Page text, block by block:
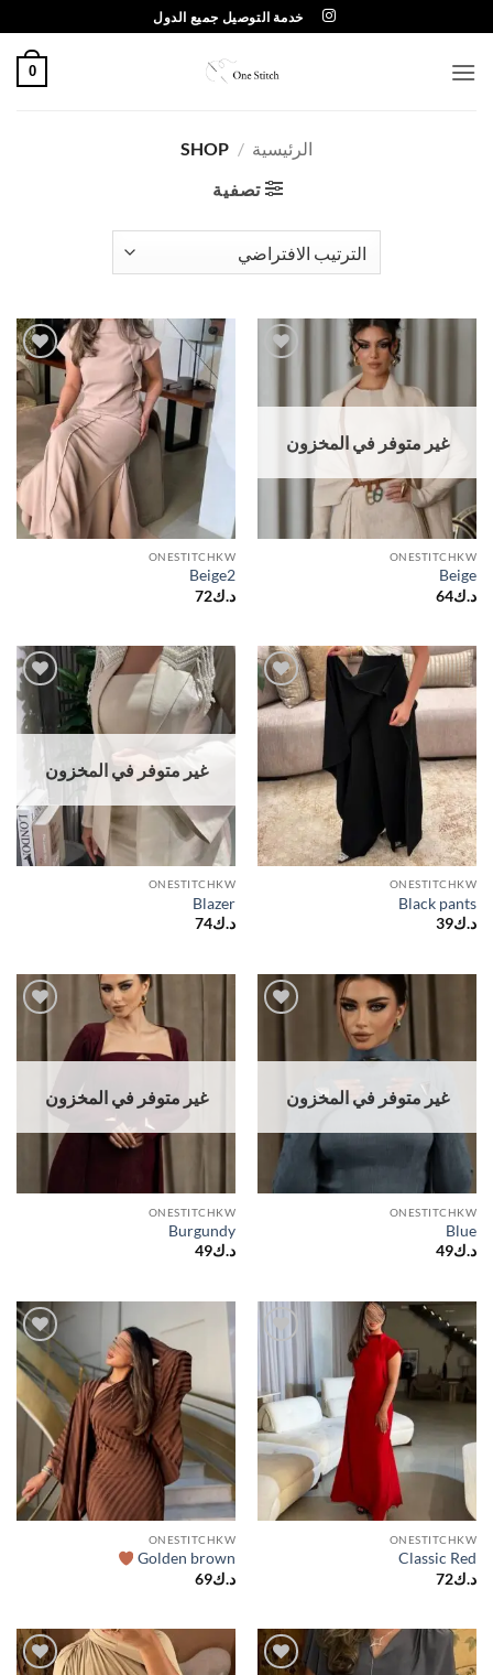
للمحتوى
خدمة التوصيل جميع الدول
0
الرئيسية /
SHOP
تصفية
غير متوفر في المخزون
ONESTITCHKW
Beige
د.ك64
Add to
wishlist
ONESTITCHKW
Beige2
د.ك72
Add to
wishlist
ONESTITCHKW
Black pants
د.ك39
Add to
wishlist
غير متوفر في المخزون
ONESTITCHKW
Blazer
د.ك74
غير متوفر في المخزون
ONESTITCHKW
Blue
د.ك49
غير متوفر في المخزون
ONESTITCHKW
Burgundy
د.ك49
Add to
ONESTITCHKW
Classic Red
د.ك72
Add to
wishlist
ONESTITCHKW
Golden brown
د.ك69